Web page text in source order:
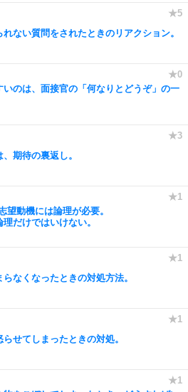
ない質問をされたときのリアクション。
いのは、面接官の「何なりとどうぞ」の一
期待の裏返し。
望動機には論理が必要。
だけではいけない。
なくなったときの対処方法。
せてしまったときの対処。